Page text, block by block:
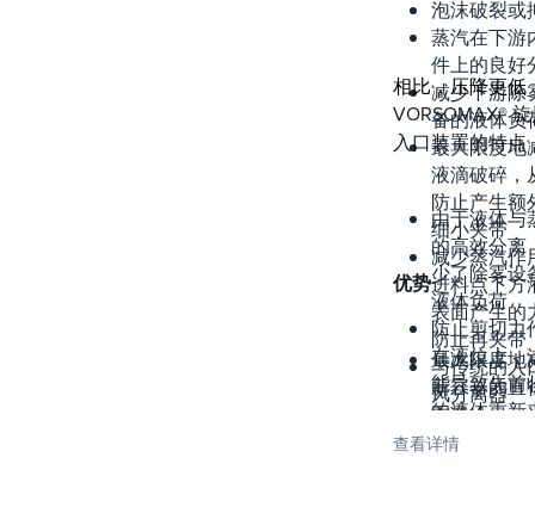
泡沫破裂或
蒸汽在下游
件上的良好
减少下游除
备的液体负
最大限度地
液滴破碎，
防止产生额
细小夹带
减少蒸汽作
进料点下方
表面产生的
防止再夹带
与传统的入
风分离器
相比，压降更低
VORSOMAX®
入口装置的特点
由于液体与
的高效分离
少了除雾设
液体负荷
防止剪切力
在液位上，
能导致先前
的液体重新
模块化结构
优势
最大限度地
新容器的直
重量
高气体调节
查看详情